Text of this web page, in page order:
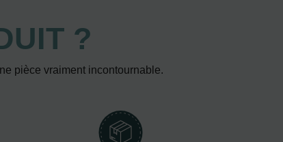
?
pièce vraiment incontournable.